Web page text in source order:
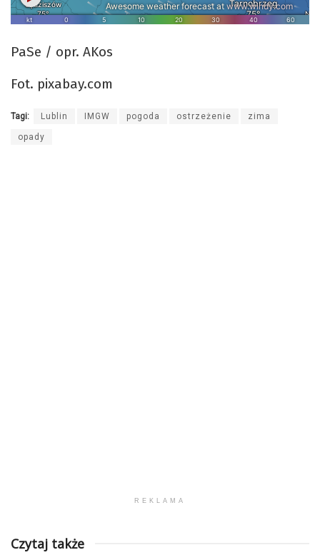
PaSe / opr. AKos
Fot. pixabay.com
Tagi: Lublin IMGW pogoda ostrzeżenie zima
opady
REKLAMA
Czytaj także